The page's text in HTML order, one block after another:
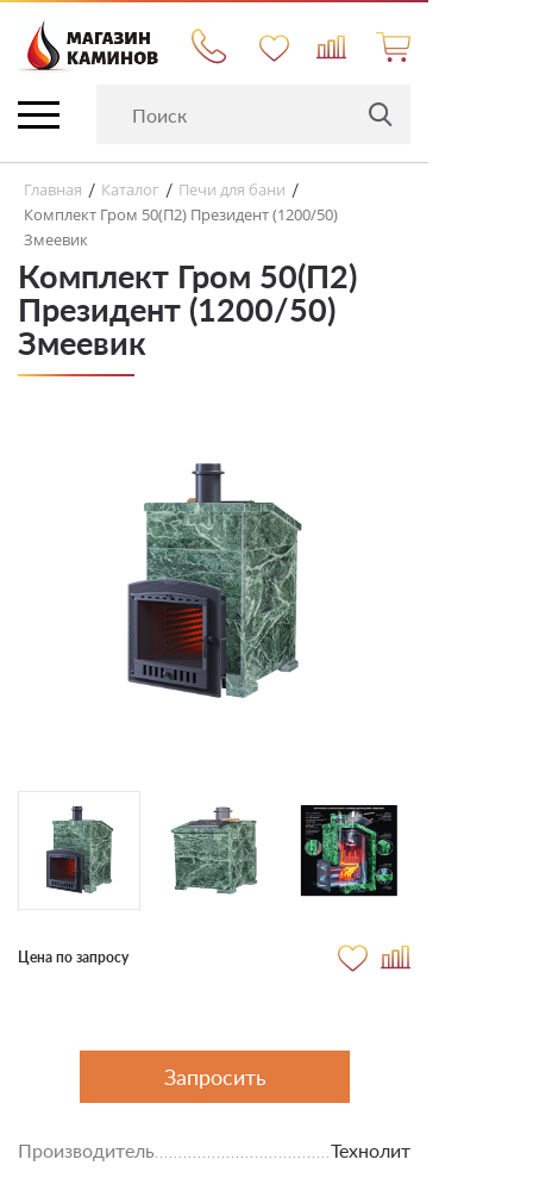
Главная / Каталог / Печи для бани /
Комплект Гром 50(П2) Президент (1200/50)
Змеевик
Комплект Гром 50(П2)
Президент (1200/50)
Змеевик
Цена по запросу
Запросить
Производитель
Технолит